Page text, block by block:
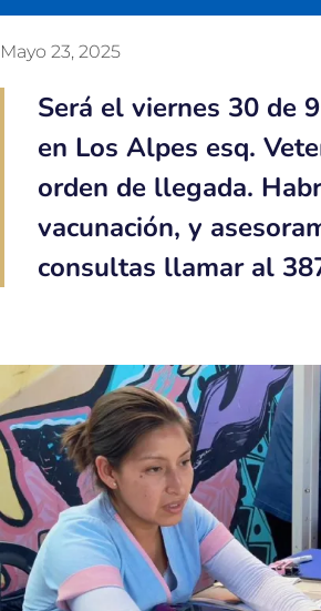
Mayo 23, 2025
Será el viernes 30 de
en Los Alpes esq.
orden de llegada.
vacunación, y
consultas llamar al